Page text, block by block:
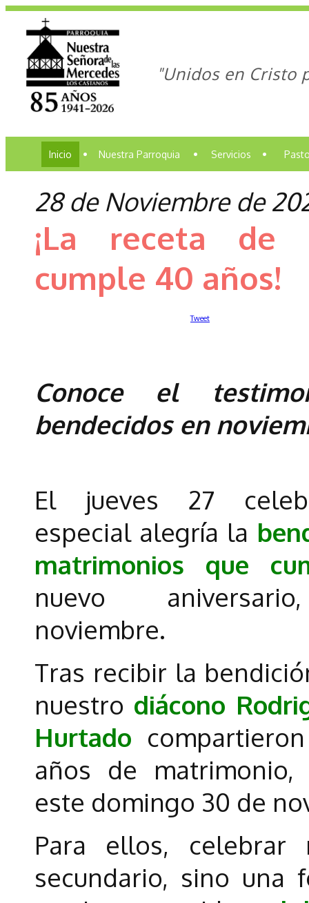
"Unidos en Cristo
Inicio • Nuestra Parroquia • Servicios •
28 de Noviembre de
¡La receta de
cumple 40 años!
Tweet
Conoce el
bendecidos en
El jueves 27
especial alegría la
matrimonios que
nuevo
noviembre.
Tras recibir la
nuestro diácono
Hurtado
años de matrimonio,
este domingo 30 de
Para ellos,
secundario, sino una